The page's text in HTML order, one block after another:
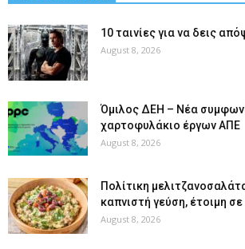
10 ταινίες για να δεις
August 8, 2026
Όμιλος ΔΕΗ – Νέα
χαρτοφυλάκιο έργων ΑΠΕ
August 8, 2026
Πολίτικη
καπνιστή γεύση, έτοιμη σε
August 8, 2026